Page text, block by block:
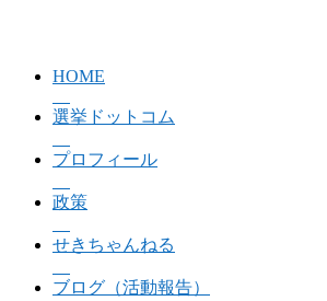
HOME
選挙ドットコム
プロフィール
政策
せきちゃんねる
ブログ（活動報告）